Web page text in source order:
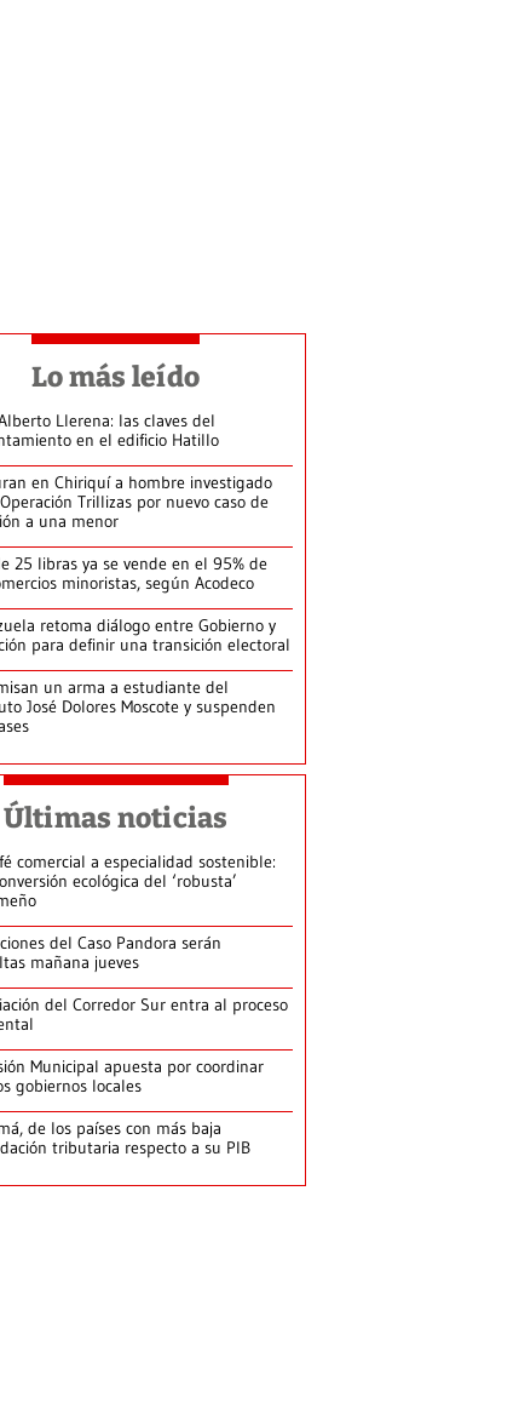
Lo más leído
Llerena: las claves del
en el edificio Hatillo
en Chiriquí a hombre investigado
Trillizas por nuevo caso de
a una menor
25 libras ya se vende en el 95% de
minoristas, según Acodeco
retoma diálogo entre Gobierno y
para definir una transición electoral
un arma a estudiante del
José Dolores Moscote y suspenden
Últimas noticias
comercial a especialidad sostenible:
ecológica del ‘robusta’
del Caso Pandora serán
mañana jueves
del Corredor Sur entra al proceso
Municipal apuesta por coordinar
gobiernos locales
de los países con más baja
tributaria respecto a su PIB